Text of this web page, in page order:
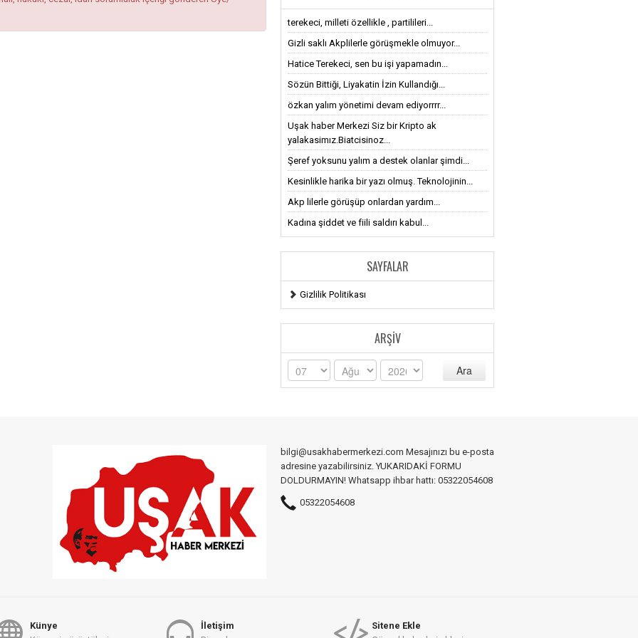
terekeci, milleti özellikle , partilileri...
Gizli saklı Akplilerle görüşmekle olmuyor...
Hatice Terekeci, sen bu işi yapamadın...
Sözün Bittiği, Liyakatin İzin Kullandığı...
özkan yalım yönetimi devam ediyorrrr...
Uşak haber Merkezi Siz bir Kripto ak
yalakasimız.Biatcisinoz...
Şeref yoksunu yalım a destek olanlar şimdi...
Kesinlikle harika bir yazı olmuş. Teknolojinin...
Akp lilerle görüşüp onlardan yardım...
Kadına şiddet ve fiili saldırı kabul...
SAYFALAR
Gizlilik Politikası
ARŞIV
Ara
bilgi@usakhabermerkezi.com Mesajınızı bu e-posta
adresine yazabilirsiniz. YUKARIDAKİ FORMU
DOLDURMAYIN! Whatsapp ihbar hattı: 05322054608
05322054608
Künye
İletişim
Sitene Ekle